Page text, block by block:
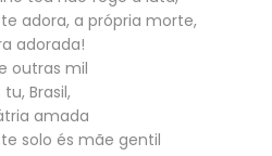
adora, a própria morte,
adorada!
outras mil
tu, Brasil,
amada
solo és mãe gentil